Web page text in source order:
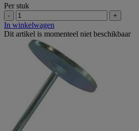
Per stuk
- +
In winkelwagen
Dit artikel is momenteel niet beschikbaar